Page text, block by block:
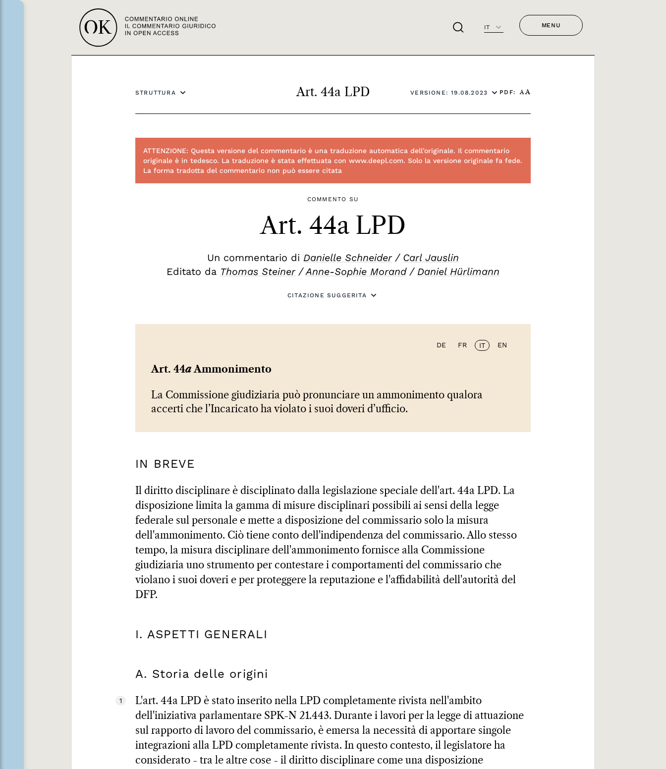
IT MENU
STRUTTURA Art. 44a LPD VERSIONE: 19.08.2023 PDF: A A
ATTENZIONE: Questa versione del commentario è una traduzione automatica dell’originale. Il commentario
originale è in tedesco. La traduzione è stata effettuata con www.deepl.com. Solo la versione originale fa fede.
La forma tradotta del commentario non può essere citata
COMMENTO SU
Art. 44a LPD
Un commentario di Danielle Schneider/ Carl Jauslin
Editato da Thomas Steiner/Anne-Sophie Morand/ Daniel Hürlimann
CITAZIONE SUGGERITA
DE FR IT EN
Art. 44aAmmonimento
La Commissione giudiziaria può pronunciare un ammonimento qualora
accerti che l’Incaricato ha violato i suoi doveri d’ufficio.
IN BREVE
Il diritto disciplinare è disciplinato dalla legislazione speciale dell'art. 44a LPD. La
disposizione limita la gamma di misure disciplinari possibili ai sensi della legge
federale sul personale e mette a disposizione del commissario solo la misura
dell'ammonimento. Ciò tiene conto dell'indipendenza del commissario. Allo stesso
tempo, la misura disciplinare dell'ammonimento fornisce alla Commissione
giudiziaria uno strumento per contestare i comportamenti del commissario che
violano i suoi doveri e per proteggere la reputazione e l'affidabilità dell'autorità del
DFP.
I. ASPETTI GENERALI
A. Storia delle origini
1
L'art. 44a LPD è stato inserito nella LPD completamente rivista nell'ambito
dell'iniziativa parlamentare SPK-N 21.443. Durante i lavori per la legge di attuazione
sul rapporto di lavoro del commissario, è emersa la necessità di apportare singole
integrazioni alla LPD completamente rivista. In questo contesto, il legislatore ha
considerato - tra le altre cose - il diritto disciplinare come una disposizione